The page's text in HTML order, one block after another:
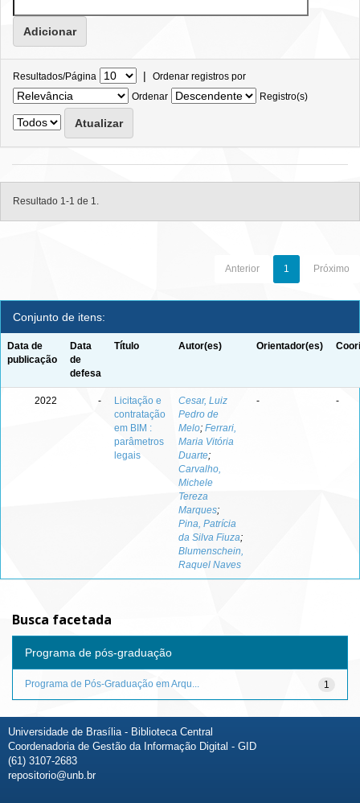
Resultados/Página | Ordenar registros por
Ordenar
Registro(s)
Resultado 1-1 de 1.
Anterior 1 Próximo
Conjunto de itens:
Data de
publicação
Data
de
defesa
Título Autor(es) Orientador(es)
2022 -
Licitação e
contratação
em BIM :
parâmetros
legais
Cesar, Luiz
Pedro de
Melo; Ferrari,
Maria Vitória
Duarte;
Carvalho,
Michele
Tereza
Marques;
Pina, Patrícia
da Silva Fiuza;
Blumenschein,
Raquel Naves
- -
Busca facetada
Programa de pós-graduação
1
Programa de Pós-Graduação em Arqu...
Universidade de Brasília - Biblioteca Central
Coordenadoria de Gestão da Informação Digital - GID
(61) 3107-2683
repositorio@unb.br